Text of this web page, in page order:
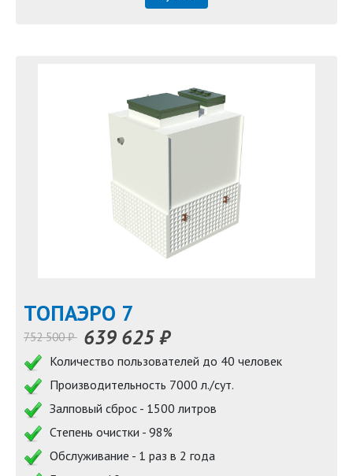
TOПАЭРО 7
752 500 ₽ 639 625 ₽
Количество пользователей до 40 человек
Производительность 7000 л./сут.
Залповый сброс - 1500 литров
Степень очистки - 98%
Обслуживание - 1 раз в 2 года